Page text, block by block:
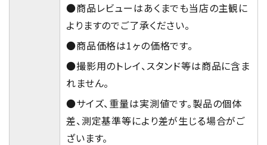
●商品レビューはあくまでも当店の主観に
よりますのでご了承ください。
●商品価格は1ヶの価格です。
●撮影用のトレイ、スタンド等は商品に含ま
れません。
●サイズ、重量は実測値です。製品の個体
差、測定基準等により差が生じる場合がご
ざいます。